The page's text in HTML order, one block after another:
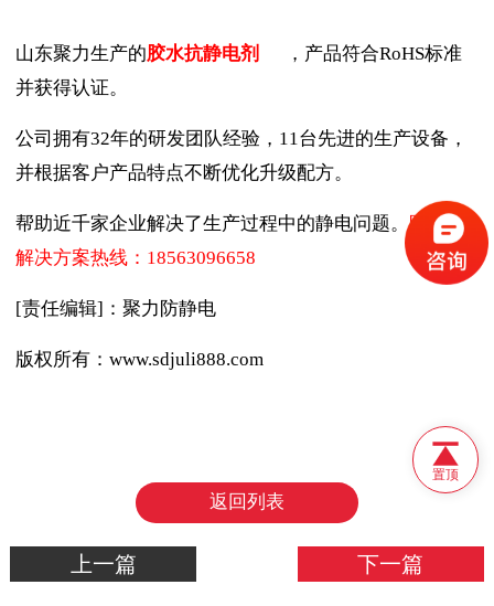
山东聚力生产的胶水抗静电剂
，产品符合RoHS标准
并获得认证。
公司拥有32年的研发团队经验，11台先进的生产设备，
并根据客户产品特点不断优化升级配方。
帮助近千家企业解决了生产过程中的静电问题。防静电
解决方案热线：18563096658
[责任编辑]：聚力防静电
版权所有：www.sdjuli888.com
返回列表
上一篇 下一篇
置顶